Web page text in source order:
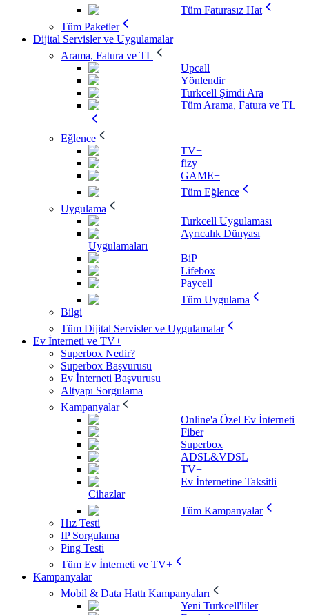
Tüm Faturasız Hat
Tüm Paketler
Dijital Servisler ve Uygulamalar
Arama, Fatura ve TL
Upcall
Yönlendir
Turkcell Şimdi Ara
Tüm Arama, Fatura ve TL
Eğlence
TV+
fizy
GAME+
Tüm Eğlence
Uygulama
Turkcell Uygulaması
Ayrıcalık Dünyası
Uygulamaları
BiP
Lifebox
Paycell
Tüm Uygulama
Bilgi
Tüm Dijital Servisler ve Uygulamalar
Ev İnterneti ve TV+
Superbox Nedir?
Superbox Başvurusu
Ev İnterneti Başvurusu
Altyapı Sorgulama
Kampanyalar
Online'a Özel Ev İnterneti
Fiber
Superbox
ADSL&VDSL
TV+
Ev İnternetine Taksitli
Cihazlar
Tüm Kampanyalar
Hız Testi
IP Sorgulama
Ping Testi
Tüm Ev İnterneti ve TV+
Kampanyalar
Mobil & Data Hattı Kampanyaları
Yeni Turkcell'liler